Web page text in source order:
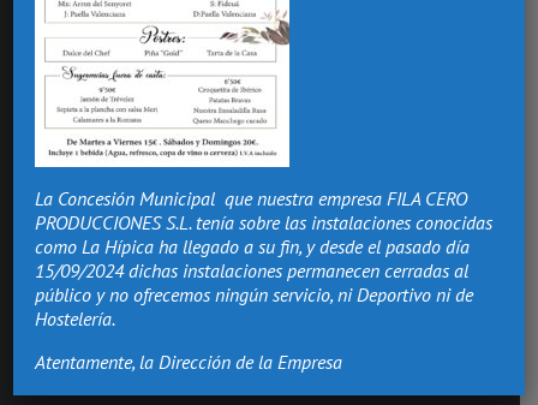
Hacemos de los momentos más importantes de tu vida,
Bodas Valencia
Salón Comuniones
Celebraciones
Eventos de Empresa
Nochevieja en Valencia
La Concesión Municipal que nuestra empresa FILA CERO
PRODUCCIONES S.L. tenía sobre las instalaciones conocidas
como La Hípica ha llegado a su fin, y desde el pasado día
15/09/2024 dichas instalaciones permanecen cerradas al
público y no ofrecemos ningún servicio, ni Deportivo ni de
Hostelería.
Atentamente, la Dirección de la Empresa